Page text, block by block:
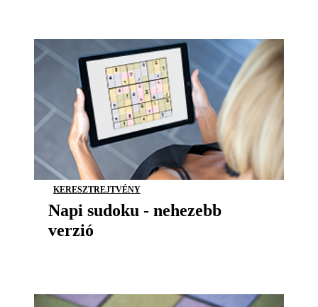
KERESZTREJTVÉNY
Napi sudoku - nehezebb
verzió